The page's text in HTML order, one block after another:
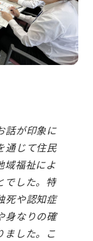
話が印象に
通じて住民
域福祉によ
でした。特
死や認知症
身なりの確
ました。こ